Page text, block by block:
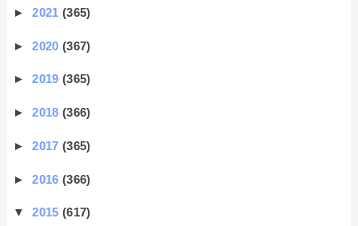
►2021(365)
►2020(367)
►2019(365)
►2018(366)
►2017(365)
►2016(366)
▼2015(617)